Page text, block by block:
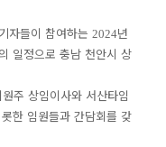
자들이 참여하는 2024년
일정으로 충남 천안시 상
원주 상임이사와 서산타임
한 임원들과 간담회를 갖